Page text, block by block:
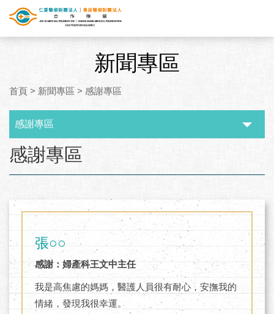
新聞專區
首頁 > 新聞專區 > 感謝專區
感謝專區
感謝專區
張○○
感謝：婦產科王文中主任
我是高焦慮的媽媽，醫護人員很有耐心，安撫我的
情緒，發現我很幸運。